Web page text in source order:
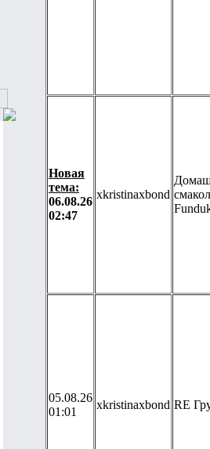
Новая
тема:
06.08.26
02:47
xkristinaxbond
05.08.26
01:01
xkristinaxbond RE